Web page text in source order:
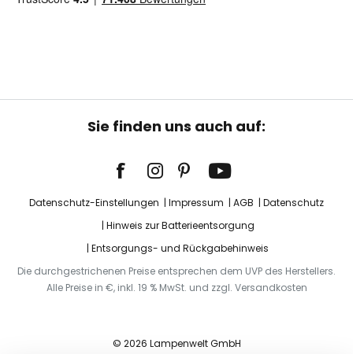
Sie finden uns auch auf:
Datenschutz-Einstellungen Impressum AGB
Datenschutz
Hinweis zur Batterieentsorgung
Entsorgungs- und Rückgabehinweis
Die durchgestrichenen Preise entsprechen dem UVP des Herstellers.
Alle Preise in €, inkl. 19 % MwSt. und zzgl. Versandkosten
© 2026 Lampenwelt GmbH